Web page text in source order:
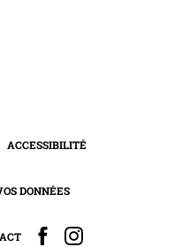
ACCESSIBILITÉ
DONNÉES